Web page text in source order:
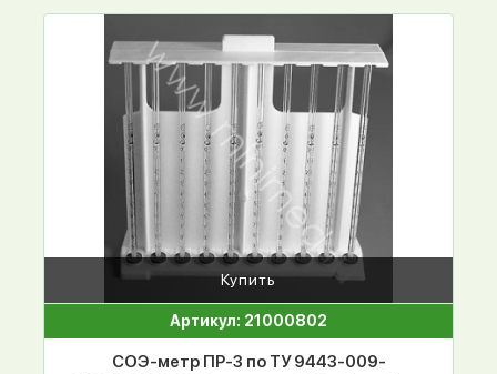
Купить
Артикул: 21000802
СОЭ-метр ПР-3 по ТУ 9443-009-